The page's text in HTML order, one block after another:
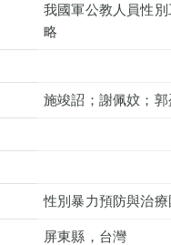
我國軍公教人員性
略
施竣詔；謝佩妏；郭
性別暴力預防與治
屏東縣，台灣